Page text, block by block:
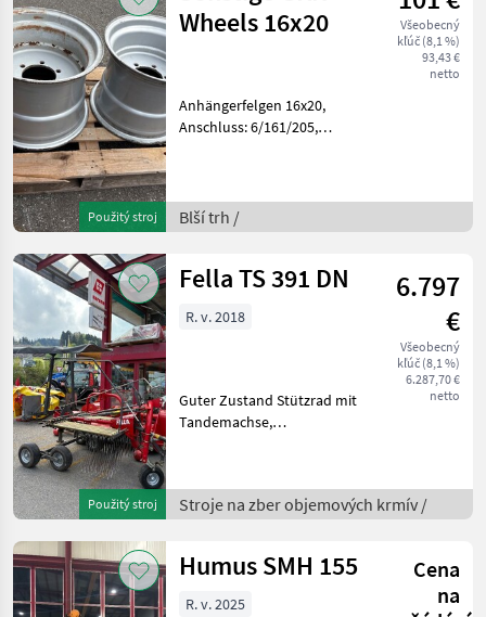
Použitý stroj
Wheels 16x20
Všeobecný
kľúč (8,1 %)
93,43 €
netto
Anhängerfelgen 16x20,
Anschluss: 6/161/205,
Blší trh /
Použitý stroj
Fella TS 391 DN
6.797
€
Všeobecný
kľúč (8,1 %)
6.287,70 €
netto
R. v. 2018
Guter Zustand Stützrad mit
Tandemachse,
10Stk. Zinkenarmen mit
4Stk. Doppelzinken,
Stroje na zber objemových krmív /
Humus SMH 155
Cena
na
R. v. 2025